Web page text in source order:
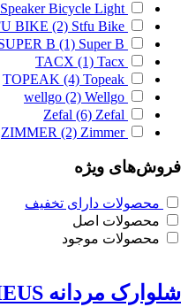
Speaker Bicycle Light
BIKE (2) Stfu Bike
B (1) Super B
TACX (1) Tacx
TOPEAK (4) Topeak
wellgo (2) Wellgo
Zefal (6) Zefal
ZIMMER (2) Zimmer
فروش‌های ویژه
محصولات دارای تخفیف
محصولات اصل
محصولات موجود